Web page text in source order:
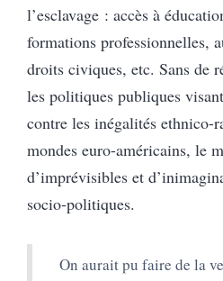
l’esclavage : accès à
formations professionnelles,
droits civiques, etc. Sans de
les politiques publiques
contre les inégalités ethnico-
mondes euro-américains, le
d’imprévisibles et
socio‑politiques.
On aurait pu faire de la